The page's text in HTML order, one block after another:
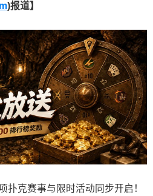
)报道】
扑克赛事与限时活动同步开启！